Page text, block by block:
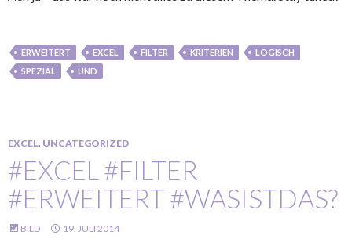
ERWEITERT EXCEL FILTER KRITERIEN
LOGISCH
SPEZIAL
UND
EXCEL, UNCATEGORIZED
#EXCEL #FILTER
#ERWEITERT #WASISTDAS?
BILD 19. JULI 2014